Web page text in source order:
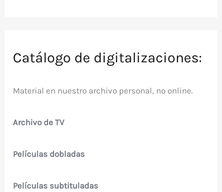
Catálogo de digitalizaciones:
Material en nuestro archivo personal, no online.
Archivo de TV
Películas dobladas
Películas subtituladas